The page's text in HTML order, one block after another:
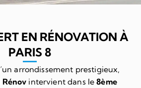
EN RÉNOVATION À
PARIS 8
arrondissement prestigieux,
Rénov intervient dans le8ème